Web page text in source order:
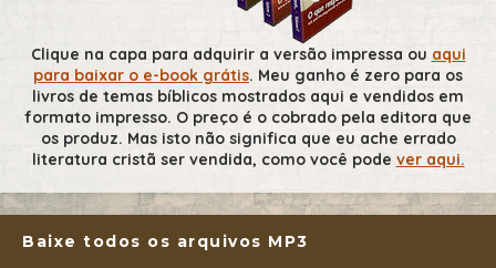
Clique na capa para adquirir a versão impressa ou aqui
para baixar o e-book grátis. Meu ganho é zero para os
livros de temas bíblicos mostrados aqui e vendidos em
formato impresso. O preço é o cobrado pela editora que
os produz. Mas isto não significa que eu ache errado
literatura cristã ser vendida, como você pode ver aqui.
Baixe todos os arquivos MP3